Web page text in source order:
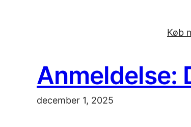
Køb
Anmeldelse:
december 1, 2025